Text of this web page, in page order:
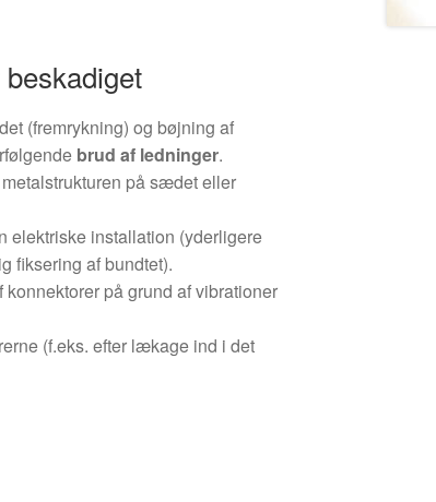
(fremrykning) og bøjning af
brud af ledninger.
på sædet eller
elektriske installation (yderligere
fiksering af bundtet).
på grund af vibrationer
(f.eks. efter lækage ind i det